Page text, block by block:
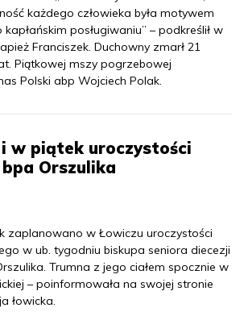
każdego człowieka była motywem
posługiwaniu” – podkreślił w
Franciszek. Duchowny zmarł 21
Piątkowej mszy pogrzebowej
Polski abp Wojciech Polak.
w piątek uroczystości
Orszulika
zaplanowano w Łowiczu uroczystości
w ub. tygodniu biskupa seniora diecezji
Trumna z jego ciałem spocznie w
– poinformowała na swojej stronie
łowicka.